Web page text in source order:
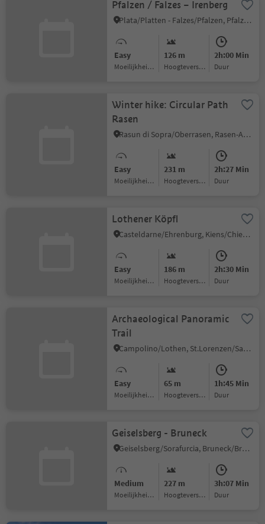
Pfalzen / Falzes – Irenberg
Plata/Platten - Falzes/Pfalzen, Pfalzen/Falzes, Dolomites Region Kronplatz/Plan de Corones
Easy
Moeilijkheidsgraad
126 m
Hoogteverschil
2h:00 Min
Duur
Winter hike: Circular Path
Rasen
Rasun di Sopra/Oberrasen, Rasen-Antholz/Rasun Anterselva, Dolomites Region Kronplatz/Plan de Corones
Easy
Moeilijkheidsgraad
231 m
Hoogteverschil
2h:27 Min
Duur
Lothener Köpfl
Casteldarne/Ehrenburg, Kiens/Chienes, Dolomites Region Kronplatz/Plan de Corones
Easy
Moeilijkheidsgraad
186 m
Hoogteverschil
2h:30 Min
Duur
Archaeological Panoramic
Trail
Campolino/Lothen, St.Lorenzen/San Lorenzo di Sebato, Dolomites Region Kronplatz/Plan de Corones
Easy
Moeilijkheidsgraad
65 m
Hoogteverschil
1h:45 Min
Duur
Geiselsberg - Bruneck
Geiselsberg/Sorafurcia, Bruneck/Brunico, Dolomites Region Kronplatz/Plan de Corones
Medium
Moeilijkheidsgraad
227 m
Hoogteverschil
3h:07 Min
Duur